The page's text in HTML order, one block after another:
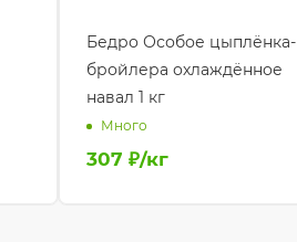
Бедро Особое цыплёнка-
бройлера охлаждённое
навал 1 кг
Много
307 ₽/кг